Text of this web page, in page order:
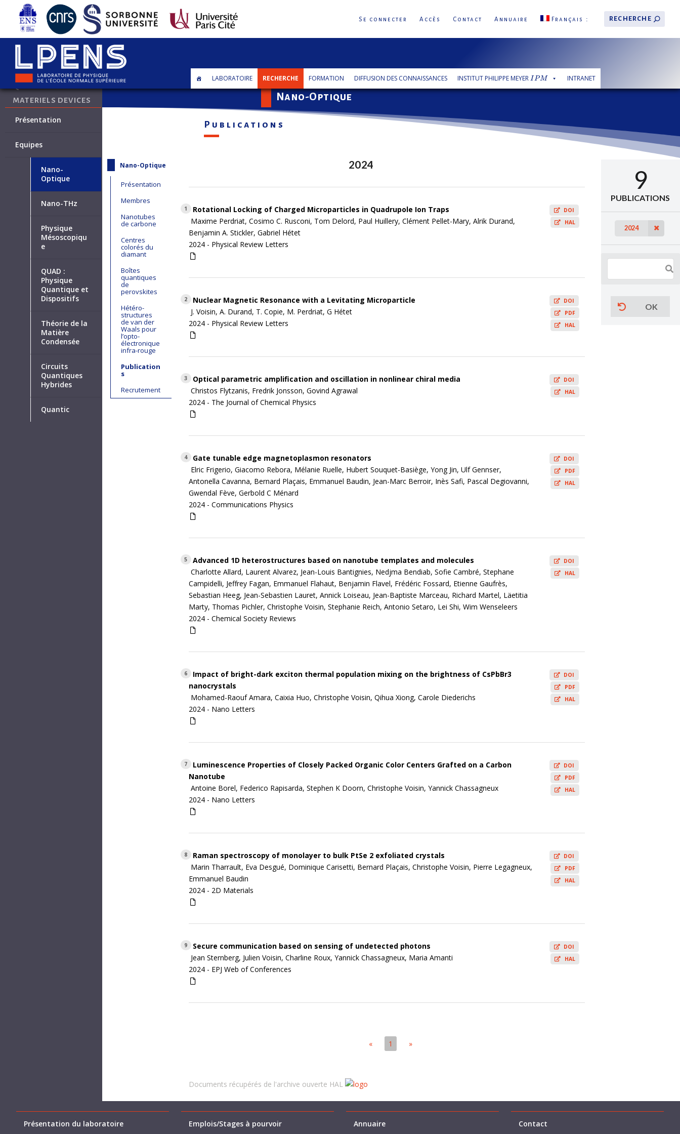
Se connecter Accès Contact Annuaire Français
LABORATOIRE RECHERCHE FORMATION DIFFUSION DES CONNAISSANCES INSTITUT PHILIPPE MEYER IPM
IPM INTRANET
• Axe Matériaux et dispositifs quantiques
Nano-Optique
Publications
Nano-Optique
Présentation
Membres
Nanotubes
de carbone
Centres
colorés du
diamant
Boîtes
quantiques
de
perovskites
Hétéro-
structures
de van der
Waals pour
l’opto-
électronique
infra-rouge
Publication
s
Recrutement
2024
1
Rotational Locking of Charged Microparticles in Quadrupole Ion Traps
Maxime Perdriat, Cosimo C. Rusconi, Tom Delord, Paul Huillery, Clément Pellet-Mary, Alrik Durand,
Benjamin A. Stickler, Gabriel Hétet
2024 - Physical Review Letters
DOI
HAL
2
Nuclear Magnetic Resonance with a Levitating Microparticle
J. Voisin, A. Durand, T. Copie, M. Perdriat, G Hétet
2024 - Physical Review Letters
DOI
PDF
HAL
3
Optical parametric amplification and oscillation in nonlinear chiral media
Christos Flytzanis, Fredrik Jonsson, Govind Agrawal
2024 - The Journal of Chemical Physics
DOI
HAL
4
Gate tunable edge magnetoplasmon resonators
Elric Frigerio, Giacomo Rebora, Mélanie Ruelle, Hubert Souquet-Basiège, Yong Jin, Ulf Gennser,
Antonella Cavanna, Bernard Plaçais, Emmanuel Baudin, Jean-Marc Berroir, Inès Safi, Pascal Degiovanni,
Gwendal Fève, Gerbold C Ménard
2024 - Communications Physics
DOI
PDF
HAL
5
Advanced 1D heterostructures based on nanotube templates and molecules
Charlotte Allard, Laurent Alvarez, Jean-Louis Bantignies, Nedjma Bendiab, Sofie Cambré, Stephane
Campidelli, Jeffrey Fagan, Emmanuel Flahaut, Benjamin Flavel, Frédéric Fossard, Etienne Gaufrès,
Sebastian Heeg, Jean-Sebastien Lauret, Annick Loiseau, Jean-Baptiste Marceau, Richard Martel, Läetitia
Marty, Thomas Pichler, Christophe Voisin, Stephanie Reich, Antonio Setaro, Lei Shi, Wim Wenseleers
2024 - Chemical Society Reviews
DOI
HAL
6
Impact of bright-dark exciton thermal population mixing on the brightness of CsPbBr3
nanocrystals
Mohamed-Raouf Amara, Caixia Huo, Christophe Voisin, Qihua Xiong, Carole Diederichs
2024 - Nano Letters
DOI
PDF
HAL
7
Luminescence Properties of Closely Packed Organic Color Centers Grafted on a Carbon
Nanotube
Antoine Borel, Federico Rapisarda, Stephen K Doorn, Christophe Voisin, Yannick Chassagneux
2024 - Nano Letters
DOI
PDF
HAL
8
Raman spectroscopy of monolayer to bulk PtSe 2 exfoliated crystals
Marin Tharrault, Eva Desgué, Dominique Carisetti, Bernard Plaçais, Christophe Voisin, Pierre Legagneux,
Emmanuel Baudin
2024 - 2D Materials
DOI
PDF
HAL
9
Secure communication based on sensing of undetected photons
Jean Sternberg, Julien Voisin, Charline Roux, Yannick Chassagneux, Maria Amanti
2024 - EPJ Web of Conferences
DOI
HAL
« 1 »
9
PUBLICATIONS
2024
OK
Documents récupérés de l'archive ouverte HAL
MATERIELS DEVICES
Présentation
Equipes
Nano-
Optique
Nano-THz
Physique
Mésoscopiqu
e
QUAD :
Physique
Quantique et
Dispositifs
Théorie de la
Matière
Condensée
Circuits
Quantiques
Hybrides
Quantic
Présentation du laboratoire Emplois/Stages à pourvoir Annuaire Contact